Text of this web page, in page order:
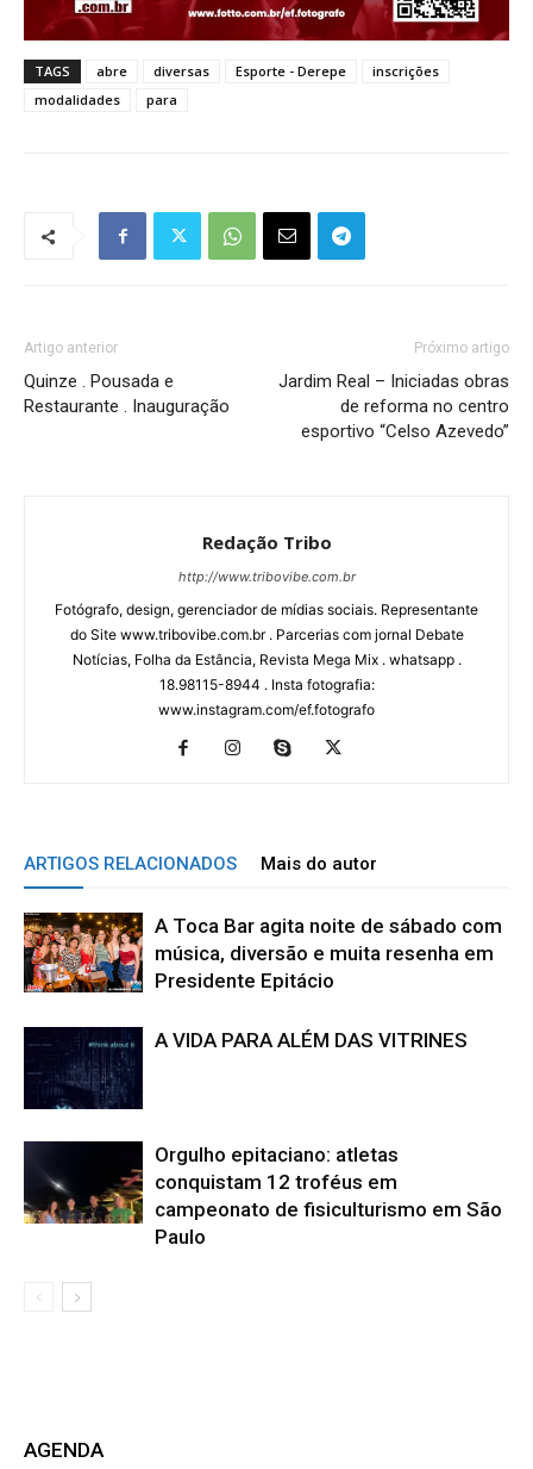
TAGS abre diversas Esporte - Derepe
inscrições
modalidades
para
Artigo anterior
Quinze . Pousada e
Restaurante . Inauguração
Próximo artigo
Jardim Real – Iniciadas obras
de reforma no centro
esportivo “Celso Azevedo”
Redação Tribo
http://www.tribovibe.com.br
Fotógrafo, design, gerenciador de mídias sociais. Representante
do Site www.tribovibe.com.br . Parcerias com jornal Debate
Notícias, Folha da Estância, Revista Mega Mix . whatsapp .
18.98115-8944 . Insta fotografia:
www.instagram.com/ef.fotografo
ARTIGOS RELACIONADOS Mais do autor
A Toca Bar agita noite de sábado com
música, diversão e muita resenha em
Presidente Epitácio
A VIDA PARA ALÉM DAS VITRINES
Orgulho epitaciano: atletas
conquistam 12 troféus em
campeonato de fisiculturismo em São
Paulo
AGENDA